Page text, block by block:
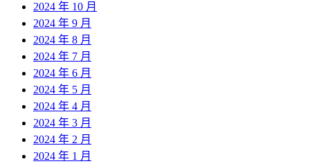
2024 年 10 月
2024 年 9 月
2024 年 8 月
2024 年 7 月
2024 年 6 月
2024 年 5 月
2024 年 4 月
2024 年 3 月
2024 年 2 月
2024 年 1 月